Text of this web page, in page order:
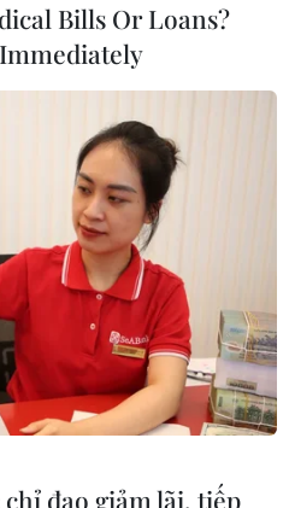
thi công tại thị trấn ven biển
miền tây nam Campuchia
ít nhất 28 người thiệt mạng
(Ảnh: THX//TTXVN)
Bills Or Loans?
đạo giảm lãi, tiếp